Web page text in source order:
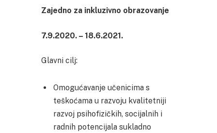
Zajedno za inkluzivno obrazovanje
7.9.2020. – 18.6.2021.
Glavni cilj:
Omogućavanje učenicima s
teškoćama u razvoju kvalitetniji
razvoj psihofizičkih, socijalnih i
radnih potencijala sukladno